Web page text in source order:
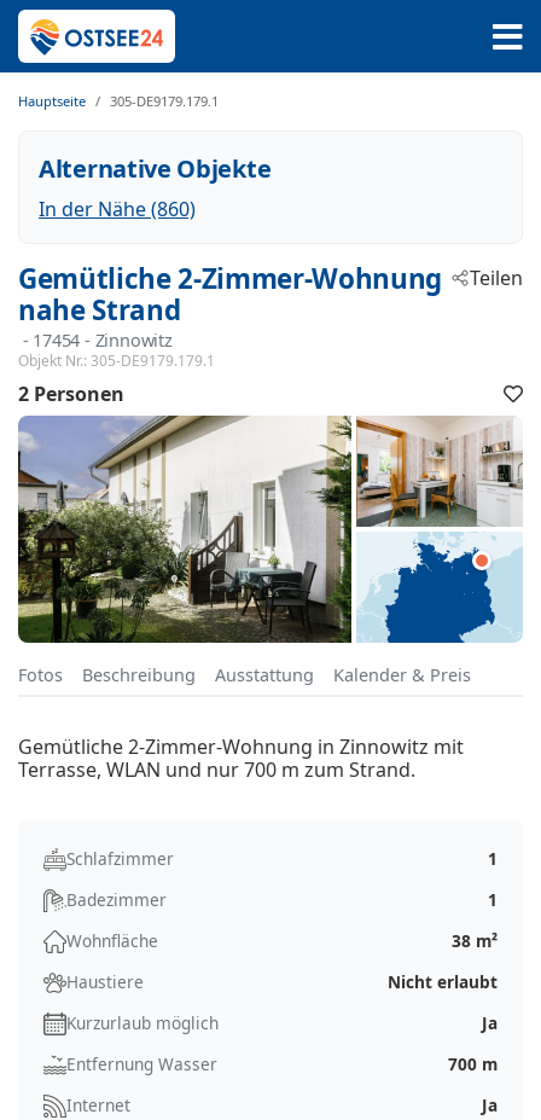
Hauptseite 305-DE9179.179.1
Alternative Objekte
In der Nähe (860)
Gemütliche 2-Zimmer-Wohnung
nahe Strand
- 17454 - Zinnowitz
Objekt Nr.: 305-DE9179.179.1
Teilen
2 Personen
Fotos Beschreibung Ausstattung Kalender & Preis
Gemütliche 2-Zimmer-Wohnung in Zinnowitz mit
Terrasse, WLAN und nur 700 m zum Strand.
Schlafzimmer
1
Badezimmer
1
Wohnfläche
38 m²
Haustiere
Nicht erlaubt
Kurzurlaub möglich
Ja
Entfernung Wasser
700 m
Internet
Ja